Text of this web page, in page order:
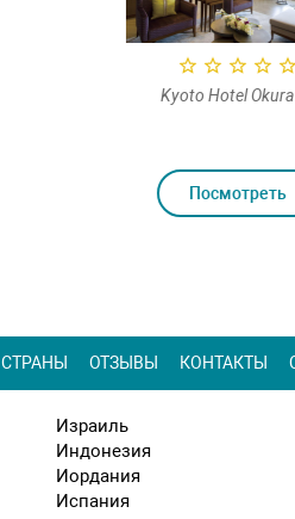
Kyoto Hotel
Посмотреть
СТРАНЫ ОТЗЫВЫ КОНТАКТЫ
Израиль
Индонезия
Иордания
Испания